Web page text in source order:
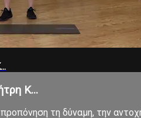
Κ...
τη δύναμη, την